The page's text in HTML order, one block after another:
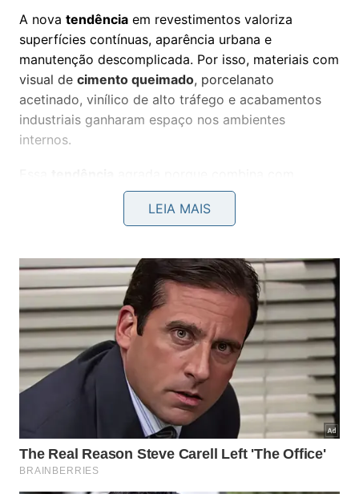
A nova tendência em revestimentos valoriza
superfícies contínuas, aparência urbana e
manutenção descomplicada. Por isso, materiais com
visual de cimento queimado, porcelanato
acetinado, vinílico de alto tráfego e acabamentos
industriais ganharam espaço nos ambientes
internos.
móveis planejados, iluminação quente, paredes
neutras e decoração minimalista. Na prática, o
tarefa difícil.
LEIA MAIS